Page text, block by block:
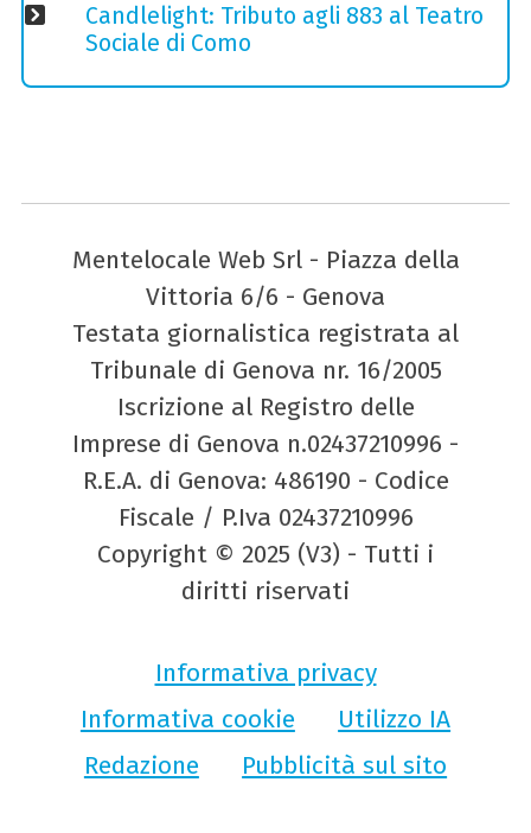
Candlelight: Tributo agli 883 al Teatro
Sociale di Como
Mentelocale Web Srl - Piazza della
Vittoria 6/6 - Genova
Testata giornalistica registrata al
Tribunale di Genova nr. 16/2005
Iscrizione al Registro delle
Imprese di Genova n.02437210996 -
R.E.A. di Genova: 486190 - Codice
Fiscale / P.Iva 02437210996
Copyright © 2025 (V3) - Tutti i
diritti riservati
Informativa privacy
Informativa cookie
Utilizzo IA
Redazione
Pubblicità sul sito